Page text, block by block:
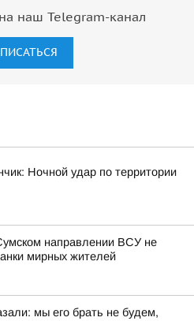
наш Telegram-канал
Ночной удар по территории
направлении ВСУ не
мирных жителей
мы его брать не будем,